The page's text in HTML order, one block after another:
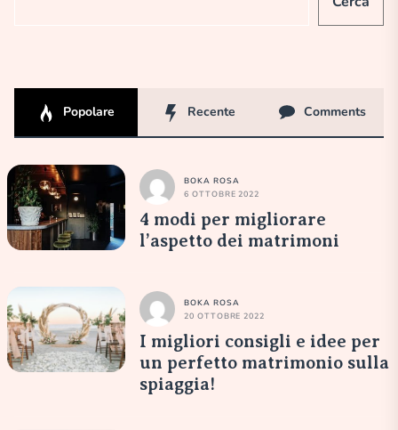
Popolare Recente Comments
BOKA ROSA
6 OTTOBRE 2022
4 modi per migliorare
l’aspetto dei matrimoni
BOKA ROSA
20 OTTOBRE 2022
I migliori consigli e idee per
un perfetto matrimonio sulla
spiaggia!